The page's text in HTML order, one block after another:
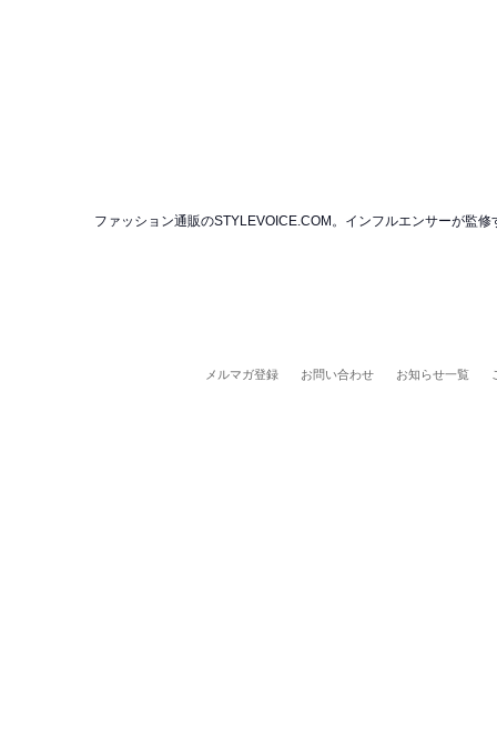
ファッション通販のSTYLEVOICE.COM。インフルエンサーが監
メルマガ登録 お問い合わせ お知らせ一覧